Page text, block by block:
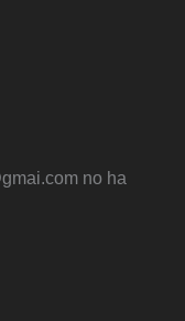
no ha